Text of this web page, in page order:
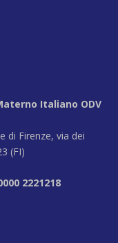
Italiano ODV
di Firenze, via dei
(FI)
2221218